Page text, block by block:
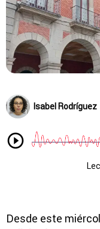
Isabel Rodríguez
Desde este